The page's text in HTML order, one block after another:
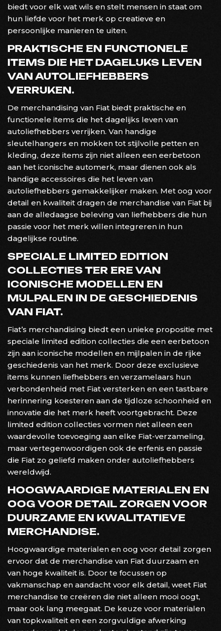
biedt voor elk wat wils en stelt mensen in staat om
hun liefde voor het merk op creatieve en
persoonlijke manieren te uiten.
PRAKTISCHE EN FUNCTIONELE
ITEMS DIE HET DAGELIJKS LEVEN
VAN AUTOLIEFHEBBERS
VERRIJKEN.
De merchandising van Fiat biedt praktische en
functionele items die het dagelijks leven van
autoliefhebbers verrijken. Van handige
sleutelhangers en mokken tot stijlvolle petten en
kleding, deze items zijn niet alleen een eerbetoon
aan het iconische automerk, maar dienen ook als
handige accessoires die het leven van
autoliefhebbers gemakkelijker maken. Met oog voor
detail en kwaliteit dragen de merchandise van Fiat bij
aan de alledaagse beleving van liefhebbers die hun
passie voor het merk willen integreren in hun
dagelijkse routine.
SPECIALE LIMITED EDITION
COLLECTIES TER ERE VAN
ICONISCHE MODELLEN EN
MIJLPALEN IN DE GESCHIEDENIS
VAN FIAT.
Fiat’s merchandising biedt een unieke propositie met
speciale limited edition collecties die een eerbetoon
zijn aan iconische modellen en mijlpalen in de rijke
geschiedenis van het merk. Door deze exclusieve
items kunnen liefhebbers en verzamelaars hun
verbondenheid met Fiat versterken en een tastbare
herinnering koesteren aan de tijdloze schoonheid en
innovatie die het merk heeft voortgebracht. Deze
limited edition collecties vormen niet alleen een
waardevolle toevoeging aan elke Fiat-verzameling,
maar vertegenwoordigen ook de erfenis en passie
die Fiat zo geliefd maken onder autoliefhebbers
wereldwijd.
HOOGWAARDIGE MATERIALEN EN
OOG VOOR DETAIL ZORGEN VOOR
DUURZAME EN KWALITATIEVE
MERCHANDISE.
Hoogwaardige materialen en oog voor detail zorgen
ervoor dat de merchandise van Fiat duurzaam en
van hoge kwaliteit is. Door te focussen op
vakmanschap en aandacht voor elk detail, weet Fiat
merchandise te creëren die niet alleen mooi oogt,
maar ook lang meegaat. De keuze voor materialen
van topkwaliteit en een zorgvuldige afwerking